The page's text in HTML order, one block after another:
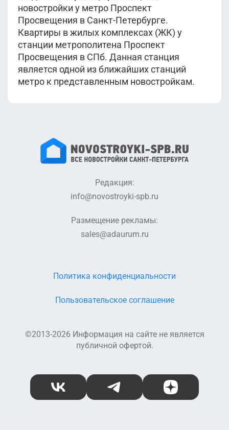
новостройки у метро Проспект
Просвещения в Санкт-Петербурге.
Квартиры в жилых комплексах (ЖК) у
станции метрополитена Проспект
Просвещения в СПб. Данная станция
является одной из ближайших станций
метро к представленным новостройкам.
Редакция:
info@novostroyki-spb.ru
Размещение рекламы:
sales@adaurum.ru
©2013-2026 Информация на сайте не является
публичной офертой.
Пользовательское соглашение
Политика конфиденциальности
ВКонтакте Telegram Дзен